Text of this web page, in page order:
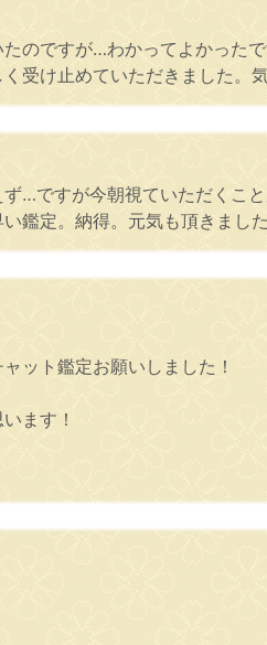
のですが…わかってよかった
受け止めていただきました。気
…ですが今朝視ていただくこ
鑑定。納得。元気も頂きまし
ット鑑定お願いしました！
ます！